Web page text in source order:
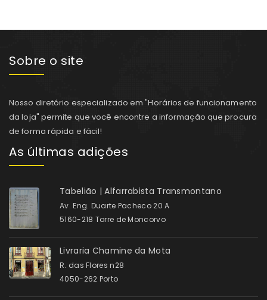
Sobre o site
Nosso diretório especializado em "Horários de funcionamento
da loja" permite que você encontre a informação que procura
de forma rápida e fácil!
As últimas adições
Tabelião | Alfarrabista Transmontano
Av. Eng. Duarte Pacheco 20 A
5160-218 Torre de Moncorvo
Livraria Chamine da Mota
R. das Flores n28
4050-262 Porto